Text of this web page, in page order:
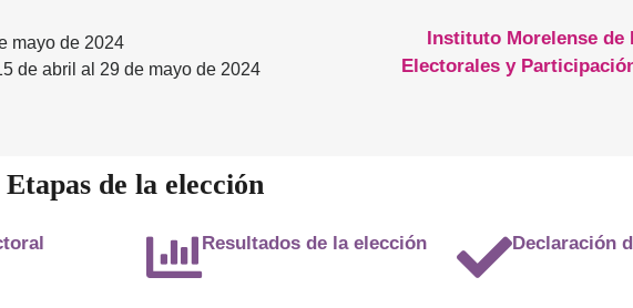
mayo de 2024
de abril al 29 de mayo de 2024
Instituto Morelense de
Electorales y
Etapas de la elección
Resultados de la elección Declaración